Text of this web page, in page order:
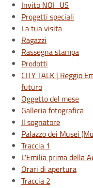
Invito NOI_US
Progetti speciali
La tua visita
Ragazzi
Rassegna stampa
Prodotti
CITY TALK | Reggio
futuro
Oggetto del mese
Galleria fotografica
Il sognatore
Palazzo dei Musei
Traccia 1
L'Emilia prima della
Orari di apertura
Traccia 2